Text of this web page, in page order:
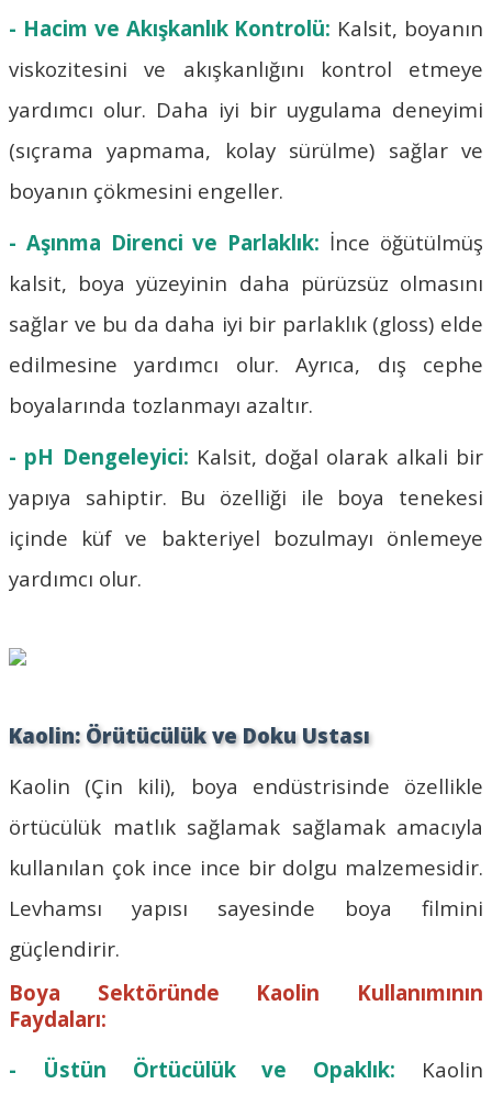
- Hacim ve Akışkanlık Kontrolü: Kalsit, boyanın
viskozitesini ve akışkanlığını kontrol etmeye
yardımcı olur. Daha iyi bir uygulama deneyimi
(sıçrama yapmama, kolay sürülme) sağlar ve
boyanın çökmesini engeller.
- Aşınma Direnci ve Parlaklık: İnce öğütülmüş
kalsit, boya yüzeyinin daha pürüzsüz olmasını
sağlar ve bu da daha iyi bir parlaklık (gloss) elde
edilmesine yardımcı olur. Ayrıca, dış cephe
boyalarında tozlanmayı azaltır.
- pH Dengeleyici: Kalsit, doğal olarak alkali bir
yapıya sahiptir. Bu özelliği ile boya tenekesi
içinde küf ve bakteriyel bozulmayı önlemeye
yardımcı olur.
Kaolin: Örütücülük ve Doku Ustası
Kaolin (Çin kili), boya endüstrisinde özellikle
örtücülük matlık sağlamak sağlamak amacıyla
kullanılan çok ince ince bir dolgu malzemesidir.
Levhamsı yapısı sayesinde boya filmini
güçlendirir.
Boya Sektöründe Kaolin Kullanımının
Faydaları:
- Üstün Örtücülük ve Opaklık: Kaolin